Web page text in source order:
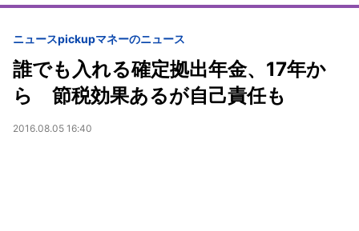
ニュースpickupマネーのニュース
誰でも入れる確定拠出年金、17年か
ら 節税効果あるが自己責任も
2016.08.05 16:40